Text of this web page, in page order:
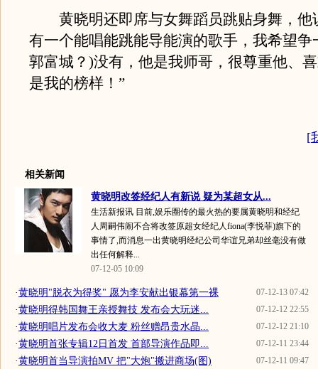
黄晓明还即席与女舞蹈员跳贴身舞，他
有一个能唱能跳能导能演的歌手，我希望争
郭富城？)没有，他是我师哥，很尊重他、
是我的榜样！”
[
相关新闻
黄晓明改签经纪人有新说 疑为某超女从...
生活新报讯 目前,娱乐圈传的最火热的要属黄晓明和经纪
人周嗣伟闹不合将改签原超女经纪人fiona(李悦菲)旗下的
事情了,而消息一出黄晓明经纪公司华谊兄弟却丝毫没有做
出任何解释...
07-12-05 10:09
07-12-13 07:42
·黄晓明"脱衣为得奖" 愿为李安献出银幕第一裸
07-12-12 22:55
·黄晓明得韩国舞王亲授舞技 发布会大玩迷...
07-12-12 21:10
·黄晓明唱片发布会收大麦 粉丝赠昂贵水晶...
07-12-11 23:44
·黄晓明首张专辑12日首发 首部导演作品即...
07-12-11 09:47
·黄晓明首当导演拍MV 把"大炮"搬进商场(图)